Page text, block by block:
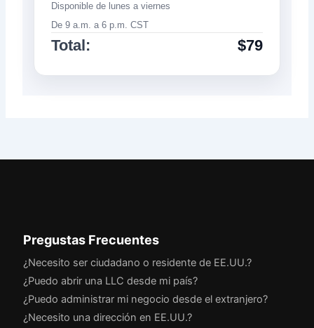
Disponible de lunes a viernes
De 9 a.m. a 6 p.m. CST
Total: $79
Pregustas Frecuentes
¿Necesito ser ciudadano o residente de EE.UU.?
¿Puedo abrir una LLC desde mi país?
¿Puedo administrar mi negocio desde el extranjero?
¿Necesito una dirección en EE.UU.?